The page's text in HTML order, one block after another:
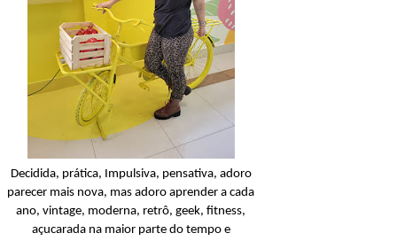
Açucarando:
Sérum de Brilho SEOUL
Niacinamide 15% +
Decidida, prática, Impulsiva, pensativa, adoro
parecer mais nova, mas adoro aprender a cada
ano, vintage, moderna, retrô, geek, fitness,
açucarada na maior parte do tempo e